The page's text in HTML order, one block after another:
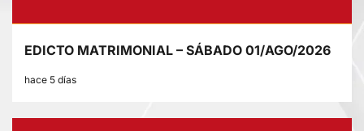
EDICTO MATRIMONIAL – SÁBADO 01/AGO/2026
hace 5 días